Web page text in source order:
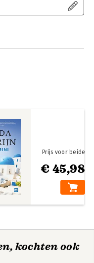
€ 45,98
Prijs voor beide
kochten ook